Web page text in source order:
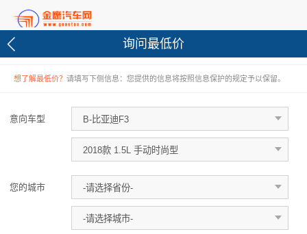
询问最低价
想了解最低价？ 请填写下侧信息：您提供的信息将按照信息保护的规定予以保留。
意向车型
您的城市